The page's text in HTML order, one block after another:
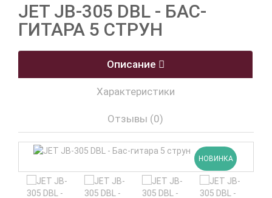
JET JB-305 DBL - БАС-
ГИТАРА 5 СТРУН
Описание
Характеристики
Отзывы (0)
НОВИНКА